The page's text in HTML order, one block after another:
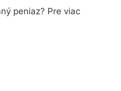
peniaz? Pre viac